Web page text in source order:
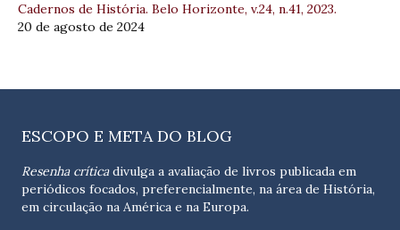
Cadernos de História. Belo Horizonte, v.24, n.41, 2023.
20 de agosto de 2024
ESCOPO E META DO BLOG
Resenha críticadivulga a avaliação de livros publicada em
periódicos focados, preferencialmente, na área de História,
em circulação na América e na Europa.